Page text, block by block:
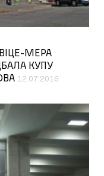
МЕРА
КУПУ
12.07.2016